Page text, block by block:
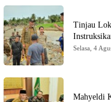
Tinjau
Selasa, 4
Mahyeldi